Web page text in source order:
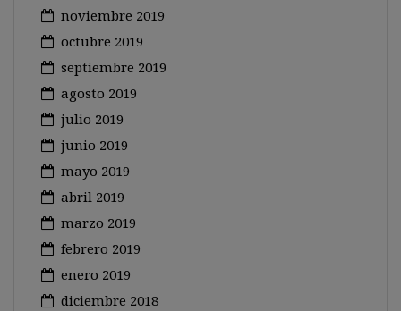
noviembre 2019
octubre 2019
septiembre 2019
agosto 2019
julio 2019
junio 2019
mayo 2019
abril 2019
marzo 2019
febrero 2019
enero 2019
diciembre 2018